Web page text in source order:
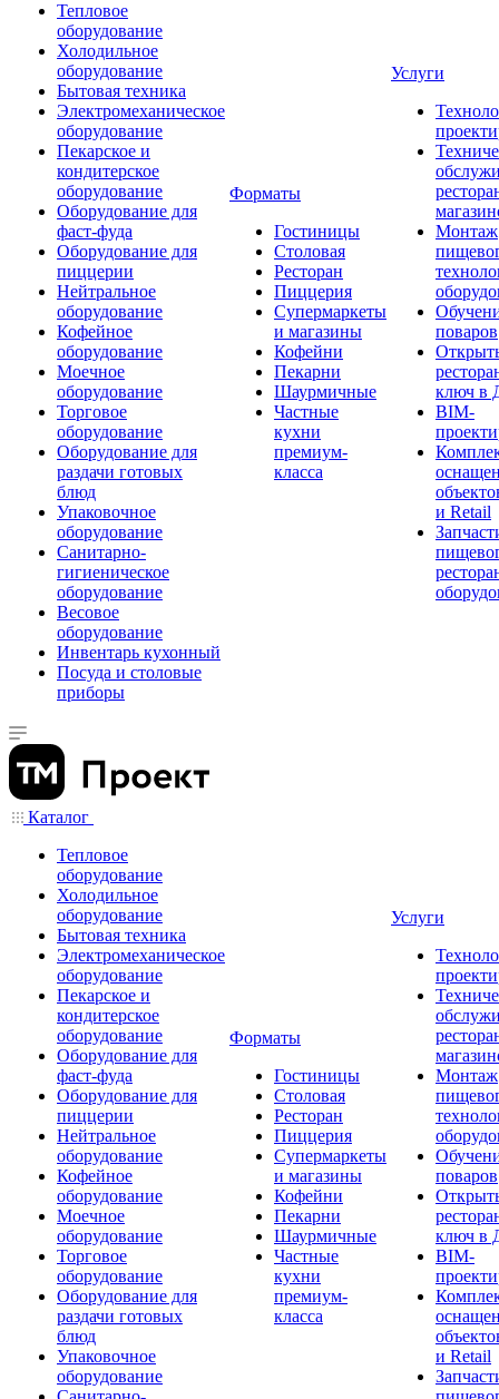
Тепловое
оборудование
Холодильное
оборудование
Бытовая техника
Электромеханическое
оборудование
Пекарское и
кондитерское
оборудование
Оборудование для
фаст-фуда
Оборудование для
пиццерии
Нейтральное
оборудование
Кофейное
оборудование
Моечное
оборудование
Торговое
оборудование
Оборудование для
раздачи готовых
блюд
Упаковочное
оборудование
Санитарно-
гигиеническое
оборудование
Весовое
оборудование
Инвентарь кухонный
Посуда и столовые
приборы
Форматы
Гостиницы
Столовая
Ресторан
Пиццерия
Супермаркеты
и магазины
Кофейни
Пекарни
Шаурмичные
Частные
кухни
премиум-
класса
Услуги
Монтаж
поваров
ключ в
BIM-
и Retail
Каталог
Тепловое
оборудование
Холодильное
оборудование
Бытовая техника
Электромеханическое
оборудование
Пекарское и
кондитерское
оборудование
Оборудование для
фаст-фуда
Оборудование для
пиццерии
Нейтральное
оборудование
Кофейное
оборудование
Моечное
оборудование
Торговое
оборудование
Оборудование для
раздачи готовых
блюд
Упаковочное
оборудование
Форматы
Гостиницы
Столовая
Ресторан
Пиццерия
Супермаркеты
и магазины
Кофейни
Пекарни
Шаурмичные
Частные
кухни
премиум-
класса
Услуги
Монтаж
поваров
ключ в
BIM-
и Retail